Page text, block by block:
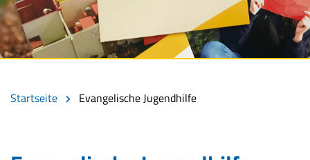
Startseite Evangelische Jugendhilfe